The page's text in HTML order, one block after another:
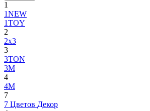
1
1NEW
1TOY
2
2x3
3
3TON
3М
4
4M
7
7 Цветов Декор